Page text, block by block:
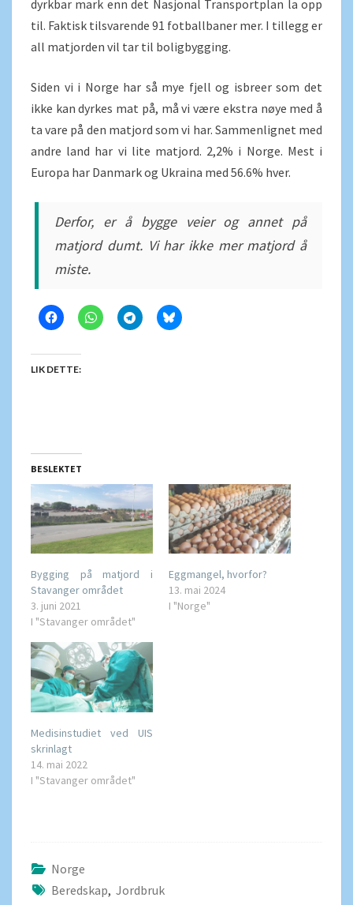
dyrkbar mark enn det Nasjonal Transportplan la opp
til. Faktisk tilsvarende 91 fotballbaner mer. I tillegg er
all matjorden vil tar til boligbygging.
Siden vi i Norge har så mye fjell og isbreer som det
ikke kan dyrkes mat på, må vi være ekstra nøye med å
ta vare på den matjord som vi har. Sammenlignet med
andre land har vi lite matjord. 2,2% i Norge. Mest i
Europa har Danmark og Ukraina med 56.6% hver.
Derfor, er å bygge veier og annet på
matjord dumt. Vi har ikke mer matjord å
miste.
LIK DETTE:
BESLEKTET
Bygging på matjord i
Stavanger området
3. juni 2021
I "Stavanger området"
Eggmangel, hvorfor?
13. mai 2024
I "Norge"
Medisinstudiet ved UIS
skrinlagt
14. mai 2022
I "Stavanger området"
Norge
Beredskap, Jordbruk